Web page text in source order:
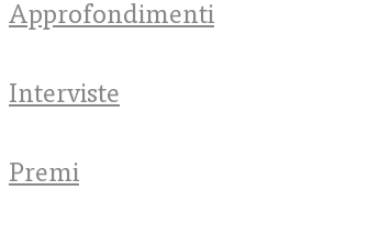
Approfondimenti
Interviste
Premi